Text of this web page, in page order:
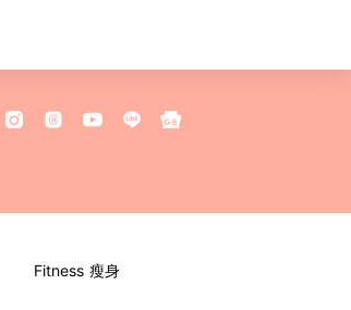
Fitness 瘦身